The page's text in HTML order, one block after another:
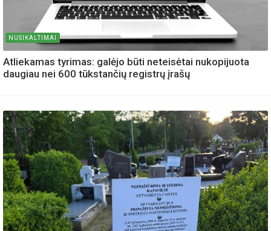
NUSIKALTIMAI
Atliekamas tyrimas: galėjo būti neteisėtai nukopijuota
daugiau nei 600 tūkstančių registrų įrašų